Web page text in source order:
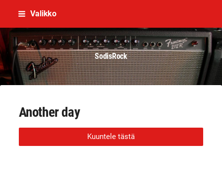
Siirry
sisältöön
Valikko
SodisRock
Another day
Kuuntele tästä